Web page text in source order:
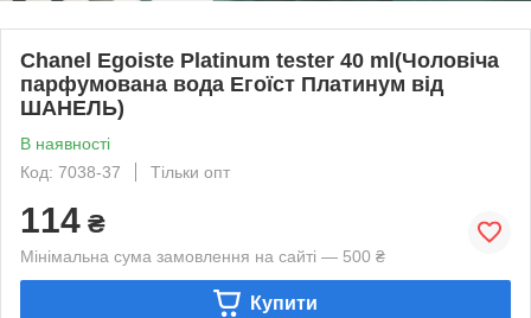
Chanel Egoiste Platinum tester 40 ml(Чоловіча
парфумована вода Егоїст Платинум від
ШАНЕЛЬ)
В наявності
Код: 7038-37
Тільки опт
114 ₴
Мінімальна сума замовлення на сайті — 500 ₴
Купити